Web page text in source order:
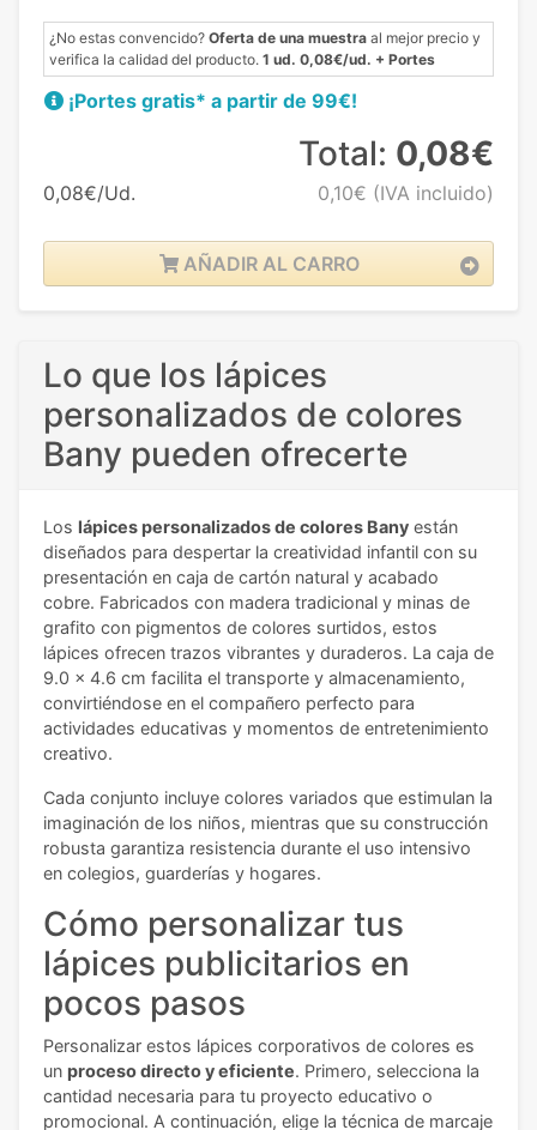
¿No estas convencido? Oferta de una muestra al mejor precio y
verifica la calidad del producto. 1 ud. 0,08€/ud. + Portes
¡Portes gratis* a partir de 99€!
0,08€/Ud.
Total: 0,08€
0,10€ (IVA incluido)
AÑADIR AL CARRO
Lo que los lápices
personalizados de colores
Bany pueden ofrecerte
Los lápices personalizados de colores Bany están
diseñados para despertar la creatividad infantil con su
presentación en caja de cartón natural y acabado
cobre. Fabricados con madera tradicional y minas de
grafito con pigmentos de colores surtidos, estos
lápices ofrecen trazos vibrantes y duraderos. La caja de
9.0 x 4.6 cm facilita el transporte y almacenamiento,
convirtiéndose en el compañero perfecto para
actividades educativas y momentos de entretenimiento
creativo.
Cada conjunto incluye colores variados que estimulan la
imaginación de los niños, mientras que su construcción
robusta garantiza resistencia durante el uso intensivo
en colegios, guarderías y hogares.
Cómo personalizar tus
lápices publicitarios en
pocos pasos
Personalizar estos lápices corporativos de colores es
un proceso directo y eficiente. Primero, selecciona la
cantidad necesaria para tu proyecto educativo o
promocional. A continuación, elige la técnica de marcaje